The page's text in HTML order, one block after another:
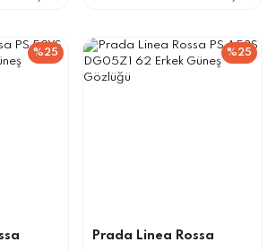
%25 %25
Prada Linea Rossa